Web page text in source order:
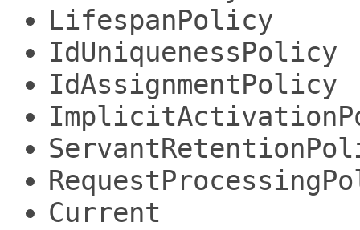
LifespanPolicy
IdUniquenessPolicy
IdAssignmentPolicy
Current